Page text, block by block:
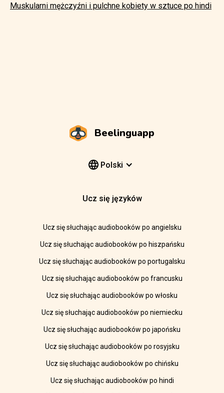
Muskularni mężczyźni i pulchne kobiety w sztuce po hindi
Beelinguapp
Polski
Ucz się języków
Ucz się słuchając audiobooków po angielsku
Ucz się słuchając audiobooków po hiszpańsku
Ucz się słuchając audiobooków po portugalsku
Ucz się słuchając audiobooków po francusku
Ucz się słuchając audiobooków po włosku
Ucz się słuchając audiobooków po niemiecku
Ucz się słuchając audiobooków po japońsku
Ucz się słuchając audiobooków po rosyjsku
Ucz się słuchając audiobooków po chińsku
Ucz się słuchając audiobooków po hindi